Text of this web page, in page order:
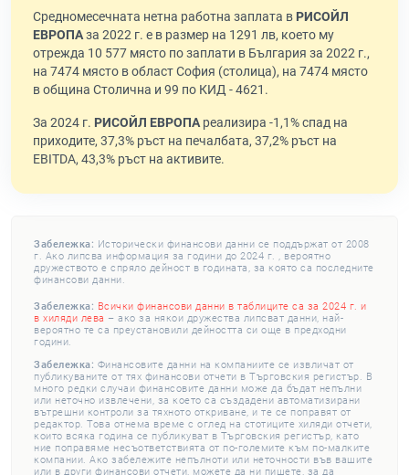
Средномесечната нетна работна заплата в РИСОЙЛ
ЕВРОПАза 2022 г. е в размер на 1291 лв, което му
отрежда 10 577 място по заплати в България за 2022 г.,
на 7474 място в област София (столица), на 7474 място
в община Столична и 99 по КИД - 4621.
За 2024 г. РИСОЙЛ ЕВРОПАреализира -1,1% спад на
приходите, 37,3% ръст на печалбата, 37,2% ръст на
EBITDA, 43,3% ръст на активите.
Забележка: Исторически финансови данни се поддържат от 2008
г. Ако липсва информация за години до 2024 г. , вероятно
дружеството е спряло дейност в годината, за която са последните
финансови данни.
Забележка: Всички финансови данни в таблиците са за 2024 г. и
в хиляди лева – ако за някои дружества липсват данни, най-
вероятно те са преустановили дейността си още в предходни
години.
Забележка: Финансовите данни на компаниите се извличат от
публикуваните от тях финансови отчети в Търговския регистър. В
много редки случаи финансовите данни може да бъдат непълни
или неточно извлечени, за което са създадени автоматизирани
вътрешни контроли за тяхното откриване, и те се поправят от
редактор. Това отнема време с оглед на стотиците хиляди отчети,
които всяка година се публикуват в Търговския регистър, като
ние поправяме несъответствията от по-големите към по-малките
компании. Ако забележите непълноти или неточности във вашите
или в други финансови отчети, можете да ни пишете, за да